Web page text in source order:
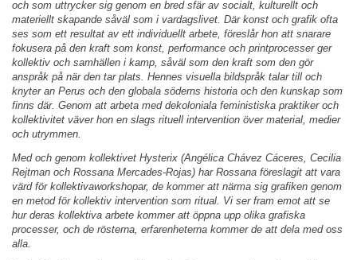
och som uttrycker sig genom en bred sfär av socialt, kulturellt och
materiellt skapande såväl som i vardagslivet. Där konst och grafik ofta
ses som ett resultat av ett individuellt arbete, föreslår hon att snarare
fokusera på den kraft som konst, performance och printprocesser ger
kollektiv och samhällen i kamp, såväl som den kraft som den gör
anspråk på när den tar plats. Hennes visuella bildspråk talar till och
knyter an Perus och den globala söderns historia och den kunskap som
finns där. Genom att arbeta med dekoloniala feministiska praktiker och
kollektivitet väver hon en slags rituell intervention över material, medier
och utrymmen.
Med och genom kollektivet Hysterix (Angélica Chávez Cáceres, Cecilia
Rejtman och Rossana Mercades-Rojas) har Rossana föreslagit att vara
värd för kollektivaworkshopar, de kommer att närma sig grafiken genom
en metod för kollektiv intervention som ritual. Vi ser fram emot att se
hur deras kollektiva arbete kommer att öppna upp olika grafiska
processer, och de rösterna, erfarenheterna kommer de att dela med oss
alla.